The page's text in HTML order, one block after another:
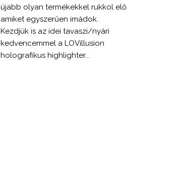
újabb olyan termékekkel rukkol elő
amiket egyszerűen imádok.
Kezdjük is az idei tavaszi/nyári
kedvencemmel a LOVillusion
holografikus highlighter...